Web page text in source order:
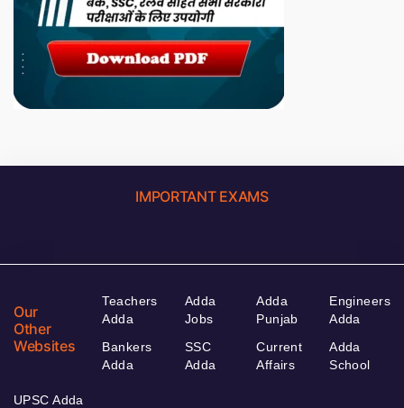
IMPORTANT EXAMS
Our
Other
Websites
Teachers
Adda
Bankers
Adda
Adda
Jobs
SSC
Adda
Adda
Punjab
Current
Affairs
Engineers
Adda
Adda
School
UPSC Adda